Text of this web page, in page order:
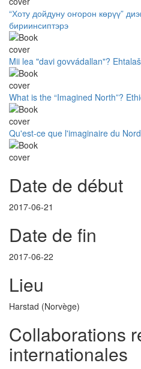
“Хоту дойдуну оҥорон көрүү”
бириинсиптэрэ
Mii lea "davi govvádallan"?
What is the “Imagined North”?
Qu'est-ce que l'imaginaire du
Date de début
2017-06-21
Date de fin
2017-06-22
Lieu
Harstad (Norvège)
Collaborations
internationales